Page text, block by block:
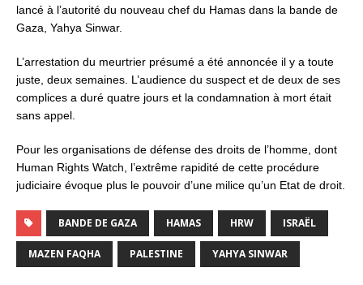
lancé à l’autorité du nouveau chef du Hamas dans la bande de
Gaza, Yahya Sinwar.
L’arrestation du meurtrier présumé a été annoncée il y a toute
juste, deux semaines. L’audience du suspect et de deux de ses
complices a duré quatre jours et la condamnation à mort était
sans appel.
Pour les organisations de défense des droits de l’homme, dont
Human Rights Watch, l’extrême rapidité de cette procédure
judiciaire évoque plus le pouvoir d’une milice qu’un Etat de droit.
BANDE DE GAZA HAMAS HRW ISRAËL
MAZEN FAQHA PALESTINE YAHYA SINWAR